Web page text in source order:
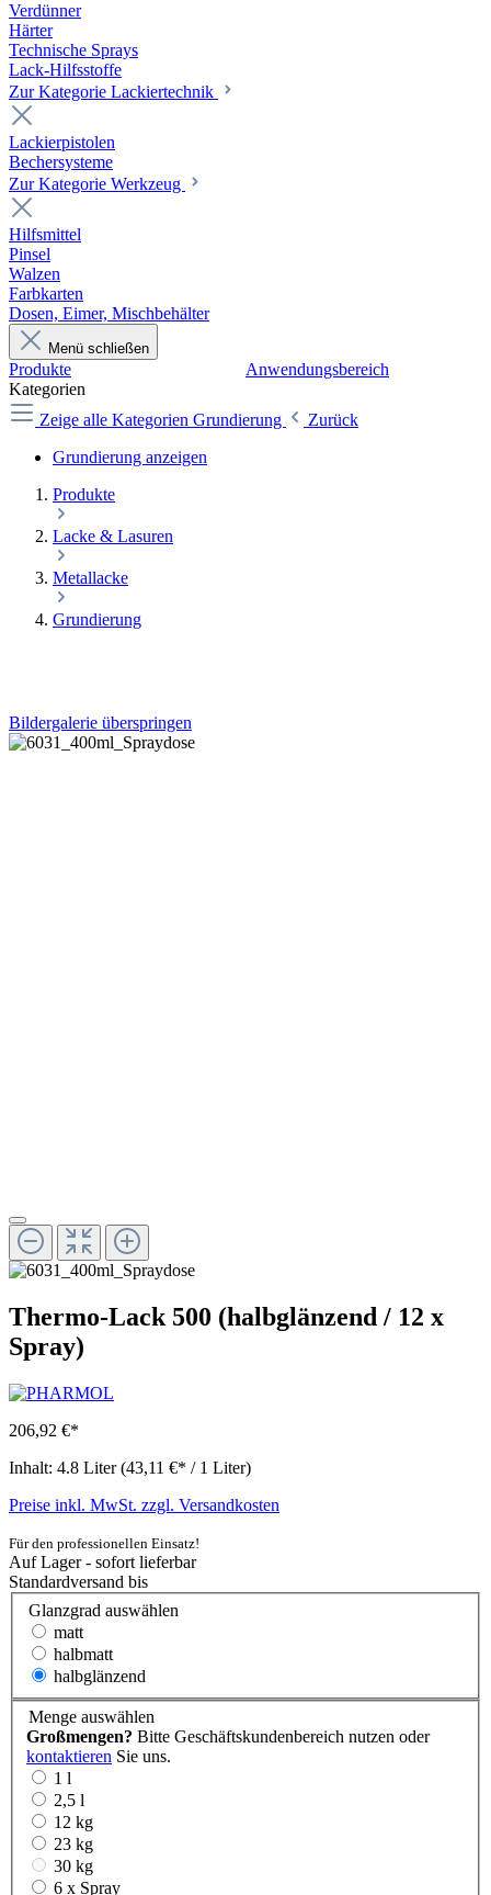
Verdünner
Härter
Technische Sprays
Lack-Hilfsstoffe
Zur Kategorie Lackiertechnik
Lackierpistolen
Bechersysteme
Zur Kategorie Werkzeug
Hilfsmittel
Pinsel
Walzen
Farbkarten
Dosen, Eimer, Mischbehälter
Menü schließen
Produkte
Anwendungsbereich
Kategorien
Zeige alle Kategorien Grundierung
Zurück
Grundierung anzeigen
Produkte
Lacke & Lasuren
Metallacke
Grundierung
Bildergalerie überspringen
Thermo-Lack 500 (halbglänzend / 12 x
Spray)
206,92 €*
Inhalt: 4.8 Liter(43,11 €* / 1 Liter)
Preise inkl. MwSt. zzgl. Versandkosten
Für den professionellen Einsatz!
Auf Lager - sofort lieferbar
Standardversand bis
Glanzgrad auswählen
matt
halbmatt
halbglänzend
Menge auswählen
Großmengen? Bitte Geschäftskundenbereich nutzen oder
kontaktieren Sie uns.
1 l
2,5 l
12 kg
23 kg
30 kg
6 x Spray